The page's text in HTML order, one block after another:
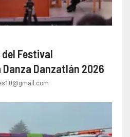
Festival
Danzatlán 2026